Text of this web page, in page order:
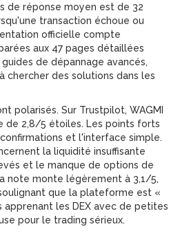
de réponse moyen est de 32
transaction échoue ou
officielle compte
aux 47 pages détaillées
de dépannage avancés,
chercher des solutions dans les
polarisés. Sur Trustpilot, WAGMI
de 2,8/5 étoiles. Les points forts
et l'interface simple.
la liquidité insuffisante
et le manque de options de
note monte légèrement à 3,1/5,
que la plateforme est «
les DEX avec de petites
pour le trading sérieux.